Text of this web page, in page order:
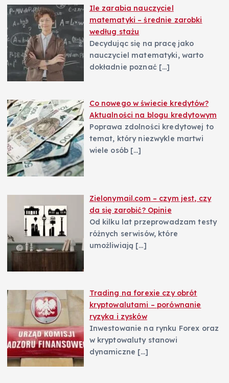
Ile zarabia nauczyciel
matematyki – średnie zarobki
według stażu
Decydując się na pracę jako
nauczyciel matematyki, warto
dokładnie poznać […]
Co nowego w świecie kredytów?
Aktualności na blogu kredytowym
Poprawa zdolności kredytowej to
temat, który niezwykle martwi
wiele osób […]
Zielonymail.com – czym jest, czy
da się zarobić? Opinie
Od kilku lat przeprowadzam testy
różnych serwisów, które
umożliwiają […]
Trading na forexie czy obrót
kryptowalutami – porównanie
ryzyka i zysków
Inwestowanie na rynku Forex oraz
w kryptowaluty stanowi
dynamiczne […]